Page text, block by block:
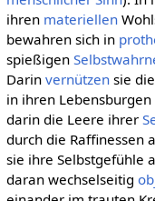
ihren materiellen
bewahren sich in
spießigen
Darin vernützensie die
in ihren Lebensburgen
darin die Leere ihrer
durch die Raffinessen
sie ihre Selbstgefühle
daran wechselseitig